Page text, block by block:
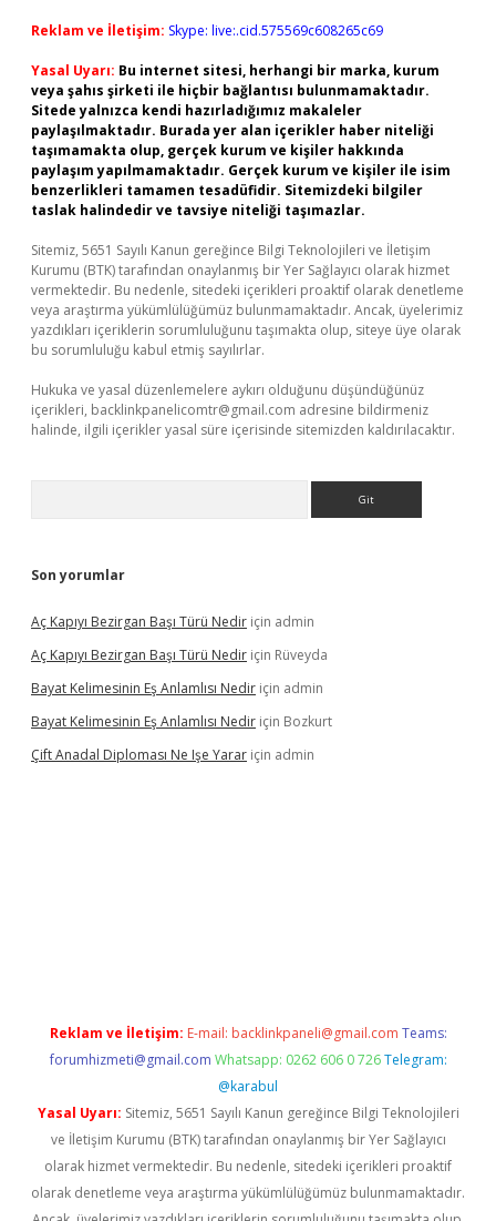
Reklam ve İletişim: Skype: live:.cid.575569c608265c69
Yasal Uyarı: Bu internet sitesi, herhangi bir marka, kurum
veya şahıs şirketi ile hiçbir bağlantısı bulunmamaktadır.
Sitede yalnızca kendi hazırladığımız makaleler
paylaşılmaktadır. Burada yer alan içerikler haber niteliği
taşımamakta olup, gerçek kurum ve kişiler hakkında
paylaşım yapılmamaktadır. Gerçek kurum ve kişiler ile isim
benzerlikleri tamamen tesadüfidir. Sitemizdeki bilgiler
taslak halindedir ve tavsiye niteliği taşımazlar.
Sitemiz, 5651 Sayılı Kanun gereğince Bilgi Teknolojileri ve İletişim
Kurumu (BTK) tarafından onaylanmış bir Yer Sağlayıcı olarak hizmet
vermektedir. Bu nedenle, sitedeki içerikleri proaktif olarak denetleme
veya araştırma yükümlülüğümüz bulunmamaktadır. Ancak, üyelerimiz
yazdıkları içeriklerin sorumluluğunu taşımakta olup, siteye üye olarak
bu sorumluluğu kabul etmiş sayılırlar.
Hukuka ve yasal düzenlemelere aykırı olduğunu düşündüğünüz
içerikleri, backlinkpanelicomtr@gmail.com adresine bildirmeniz
halinde, ilgili içerikler yasal süre içerisinde sitemizden kaldırılacaktır.
Son yorumlar
Aç Kapıyı Bezirgan Başı Türü Nedir için admin
Aç Kapıyı Bezirgan Başı Türü Nedir için Rüveyda
Bayat Kelimesinin Eş Anlamlısı Nedir için admin
Bayat Kelimesinin Eş Anlamlısı Nedir için Bozkurt
Çift Anadal Diploması Ne Işe Yarar için admin
Reklam ve İletişim: E-mail: backlinkpaneli@gmail.com Teams:
forumhizmeti@gmail.com Whatsapp: 0262 606 0 726 Telegram:
@karabul
Yasal Uyarı: Sitemiz, 5651 Sayılı Kanun gereğince Bilgi Teknolojileri
ve İletişim Kurumu (BTK) tarafından onaylanmış bir Yer Sağlayıcı
olarak hizmet vermektedir. Bu nedenle, sitedeki içerikleri proaktif
olarak denetleme veya araştırma yükümlülüğümüz bulunmamaktadır.